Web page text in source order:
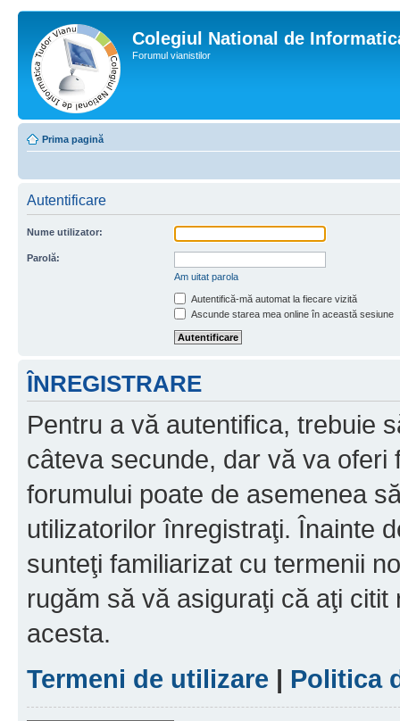
Colegiul National de
Forumul vianistilor
Prima pagină
Autentificare
Nume utilizator:
Parolă:
Am uitat parola
Autentifică-mă automat la fiecare vizită
Ascunde starea mea online în această sesiune
ÎNREGISTRARE
Pentru a vă autentifica, trebuie
câteva secunde, dar vă va oferi
forumului poate de asemenea
utilizatorilor înregistraţi. Înainte
sunteţi familiarizat cu termenii
rugăm să vă asiguraţi că aţi
acesta.
Termeni de utilizare | Politica